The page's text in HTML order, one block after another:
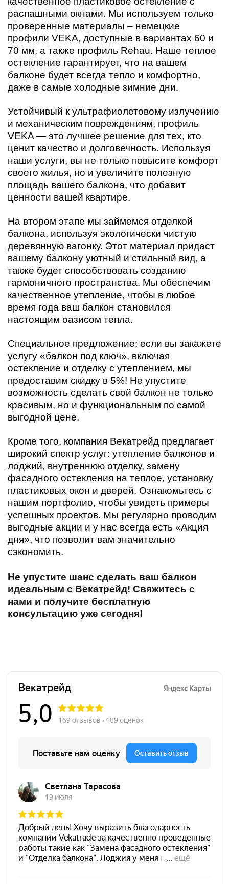
распашными окнами. Мы используем только
проверенные материалы – немецкие
профили VEKA, доступные в вариантах 60 и
70 мм, а также профиль Rehau. Наше теплое
остекление гарантирует, что на вашем
балконе будет всегда тепло и комфортно,
даже в самые холодные зимние дни.
Устойчивый к ультрафиолетовому излучению
и механическим повреждениям, профиль
VEKA — это лучшее решение для тех, кто
ценит качество и долговечность. Используя
наши услуги, вы не только повысите комфорт
своего жилья, но и увеличите полезную
площадь вашего балкона, что добавит
ценности вашей квартире.
На втором этапе мы займемся отделкой
балкона, используя экологически чистую
деревянную вагонку. Этот материал придаст
вашему балкону уютный и стильный вид, а
также будет способствовать созданию
гармоничного пространства. Мы обеспечим
качественное утепление, чтобы в любое
время года ваш балкон становился
настоящим оазисом тепла.
Специальное предложение: если вы закажете
услугу «балкон под ключ», включая
остекление и отделку с утеплением, мы
предоставим скидку в 5%! Не упустите
возможность сделать свой балкон не только
красивым, но и функциональным по самой
выгодной цене.
Кроме того, компания Векатрейд предлагает
широкий спектр услуг: утепление балконов и
лоджий, внутреннюю отделку, замену
фасадного остекления на теплое, установку
пластиковых окон и дверей. Ознакомьтесь с
нашим портфолио, чтобы увидеть примеры
успешных проектов. Мы регулярно проводим
выгодные акции и у нас всегда есть «Акция
дня», что позволит вам значительно
сэкономить.
Не упустите шанс сделать ваш балкон
идеальным с Векатрейд! Свяжитесь с
нами и получите бесплатную
консультацию уже сегодня!